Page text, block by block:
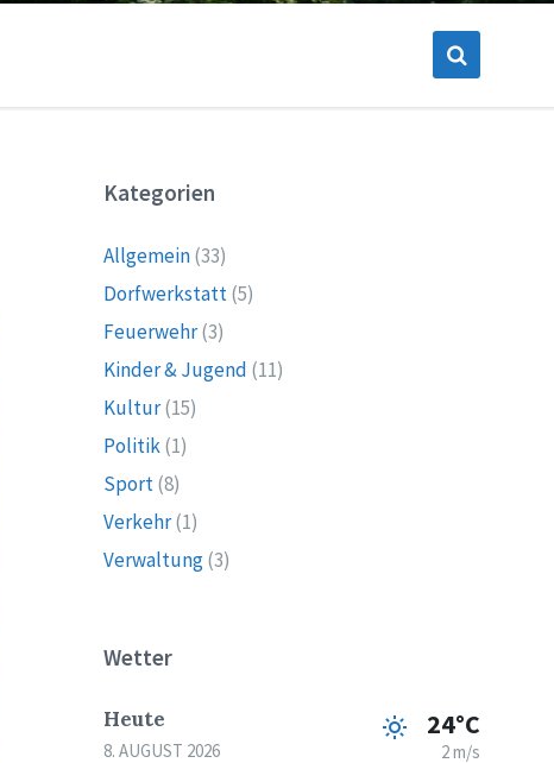
Kategorien
Allgemein(33)
Dorfwerkstatt(5)
Feuerwehr(3)
Kinder & Jugend (11)
Kultur(15)
Politik(1)
Sport(8)
Verkehr(1)
Verwaltung(3)
Wetter
Heute
8. AUGUST 2026
24°C
2 m/s